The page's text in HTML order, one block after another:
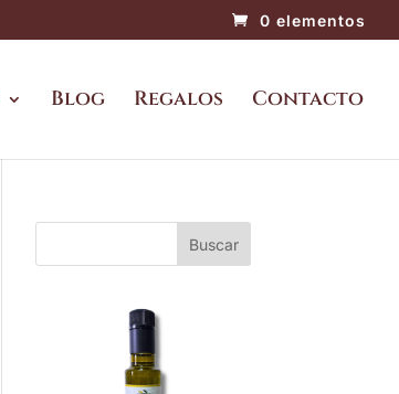
0 elementos
Blog Regalos Contacto
Buscar